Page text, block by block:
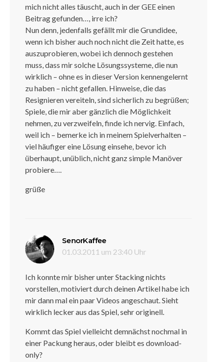
mich nicht alles täuscht, auch in der GEE einen
Beitrag gefunden…, irre ich?
Nun denn, jedenfalls gefällt mir die Grundidee,
wenn ich bisher auch noch nicht die Zeit hatte, es
auszuprobieren, wobei ich dennoch gestehen
muss, dass mir solche Lösungssysteme, die nun
wirklich – ohne es in dieser Version kennengelernt
zu haben – nicht gefallen. Hinweise, die das
Resignieren vereiteln, sind sicherlich zu begrüßen;
Spiele, die mir aber gänzlich die Möglichkeit
nehmen, zu verzweifeln, finde ich nervig. Einfach,
weil ich – bemerke ich in meinem Spielverhalten –
viel häufiger eine Lösung einsehe, bevor ich
überhaupt, unüblich, nicht ganz simple Manöver
probiere….
grüße
SenorKaffee
01.03.2011 um 23:40 Uhr
Ich konnte mir bisher unter Stacking nichts
vorstellen, motiviert durch deinen Artikel habe ich
mir dann mal ein paar Videos angeschaut. Sieht
wirklich lecker aus das Spiel, sehr originell.
Kommt das Spiel vielleicht demnächst nochmal in
einer Packung heraus, oder bleibt es download-
only?